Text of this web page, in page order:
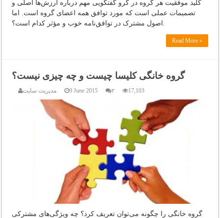
کلید موفقیت هر گروه در گرو گفتگویی مهم درباره ارزش‌ها اصلی و
تصمیمات عملی است که مورد توافق همه اعضای گروه است. اما
اصول مشترک در توافق‌نامه خوب و مؤثر کدام است؟.
Read More »
گروه خانگی کلیسا چیست و چه چیزی نیست؟
مدیریت سایت 9 June 2015 ۲ 17,103
گروه خانگی را چگونه می‌توان تعریف کرد؟ چه ویژگی‌های مشترکی